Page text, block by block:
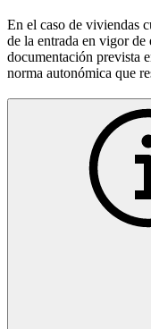
En el caso de viviendas
de la entrada en vigor de
documentación prevista
norma autonómica que